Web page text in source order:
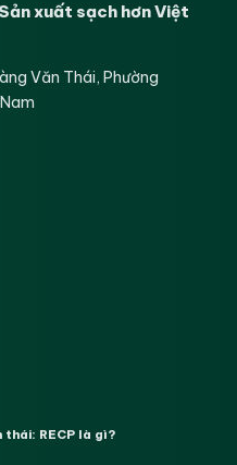
xuất sạch hơn Việt
Văn Thái, Phường
thái: RECP là gì?